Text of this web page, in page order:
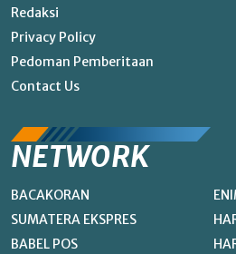
Redaksi
Privacy Policy
Pedoman Pemberitaan
Contact Us
NETWORK
BACAKORAN
SUMATERA EKSPRES
BABEL POS